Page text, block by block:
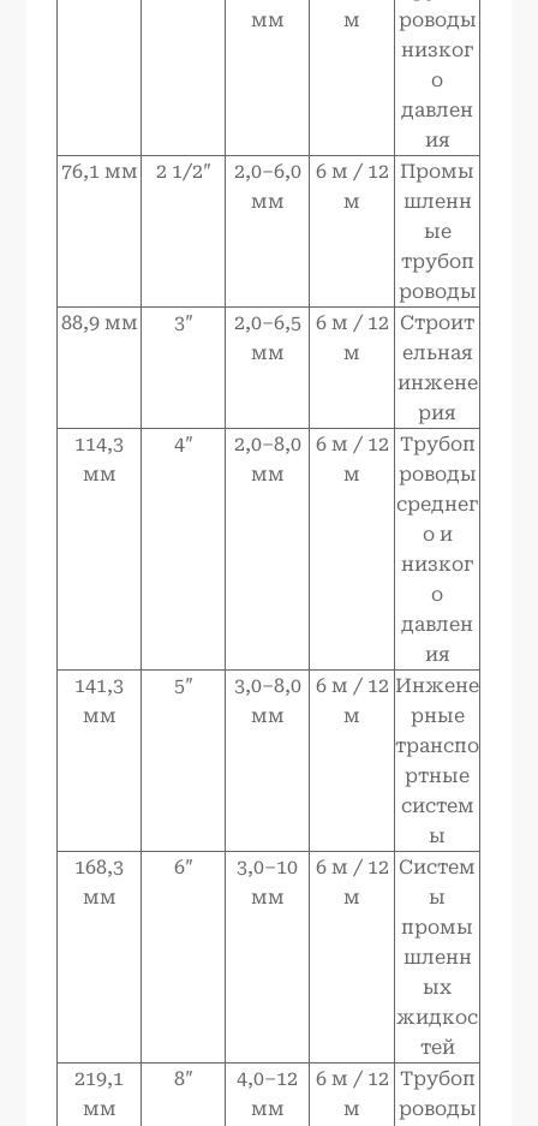
мм
м
роводы
низког
о
давлен
ия
76,1 мм
2 1/2″
2,0–6,0
мм
6 м / 12
м
Промы
шленн
ые
трубоп
роводы
88,9 мм
3″
2,0–6,5
мм
6 м / 12
м
Строит
ельная
инжене
рия
114,3
мм
4″
2,0–8,0
мм
6 м / 12
м
Трубоп
роводы
среднег
о и
низког
о
давлен
ия
141,3
мм
5″
3,0–8,0
мм
6 м / 12
м
Инжене
рные
транспо
ртные
систем
ы
168,3
мм
6″
3,0–10
мм
6 м / 12
м
Систем
ы
промы
шленн
ых
жидкос
тей
219,1
мм
8″
4,0–12
мм
6 м / 12
м
Трубоп
роводы